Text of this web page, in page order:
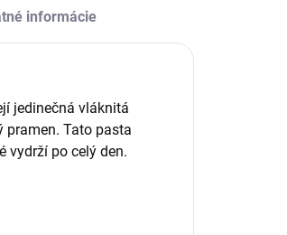
informácie
jedinečná vláknitá
pramen. Tato pasta
vydrží po celý den.